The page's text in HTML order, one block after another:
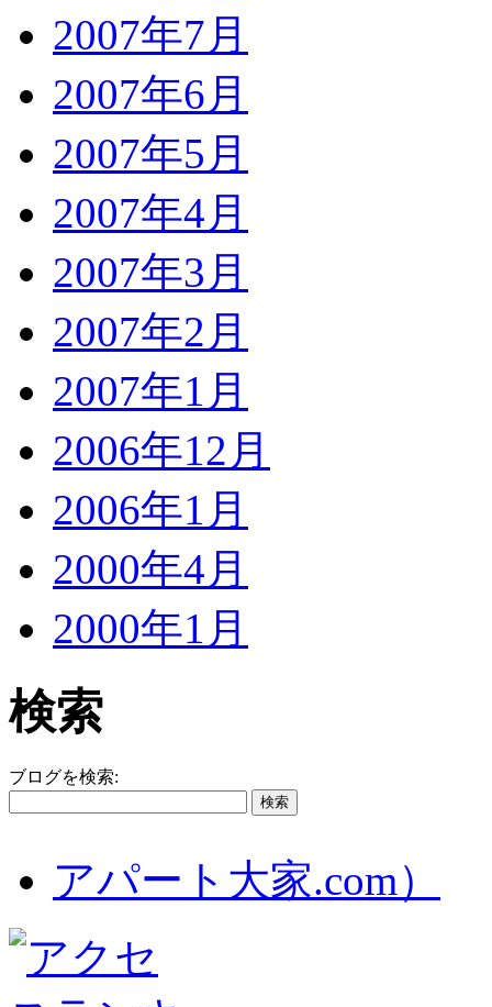
2007年7月
2007年6月
2007年5月
2007年4月
2007年3月
2007年2月
2007年1月
2006年12月
2006年1月
2000年4月
2000年1月
検索
ブログを検索:
アパート大家.com）